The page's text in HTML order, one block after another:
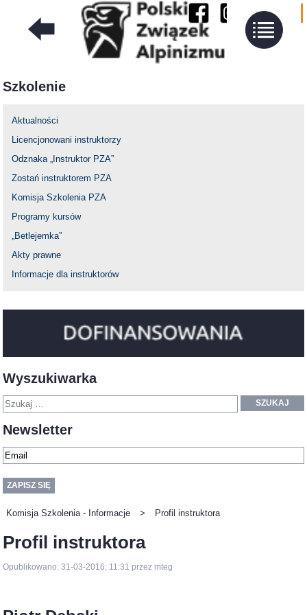
Szkolenie
Aktualności
Licencjonowani instruktorzy
Odznaka „Instruktor PZA”
Zostań instruktorem PZA
Komisja Szkolenia PZA
Programy kursów
„Betlejemka”
Akty prawne
Informacje dla instruktorów
Wyszukiwarka
SZUKAJ
Newsletter
Komisja Szkolenia - Informacje > Profil instruktora
Profil instruktora
Opublikowano: 31-03-2016; 11:31 przez mteg